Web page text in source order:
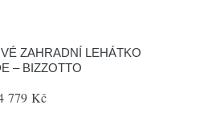
ZAHRADNÍ LEHÁTKO
– BIZZOTTO
779 Kč